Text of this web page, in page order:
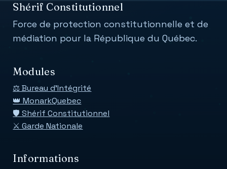
Shérif Constitutionnel
Force de protection constitutionnelle et de
médiation pour la République du Québec.
Modules
⚖️ Bureau d'Intégrité
👑 MonarkQuebec
🛡️ Shérif Constitutionnel
⚔️ Garde Nationale
Informations